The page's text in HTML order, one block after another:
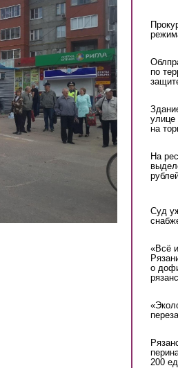
по
улице
на
На
Суд
«Всё
о
200